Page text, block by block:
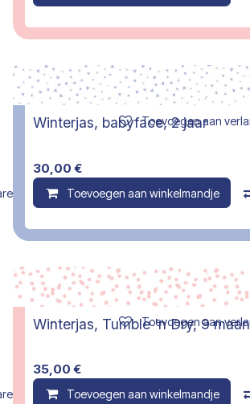
Winterjas, babyface, 2 jaar
30,00 €
Toevoegen aan winkelmandje
Toevoegen aan
Winterjas, Tumble 'n Dry, 9
35,00 €
Toevoegen aan winkelmandje
Toevoegen aan